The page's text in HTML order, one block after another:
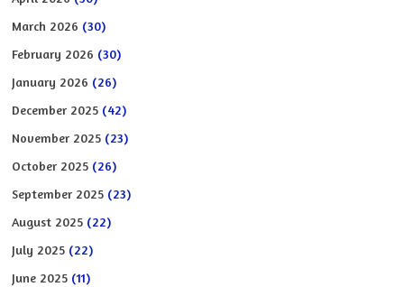
March 2026 (30)
February 2026 (30)
January 2026 (26)
December 2025 (42)
November 2025 (23)
October 2025 (26)
September 2025 (23)
August 2025 (22)
July 2025 (22)
June 2025 (11)